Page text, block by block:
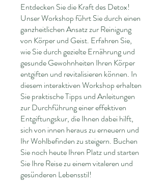
Entdecken Sie die Kraft des Detox!
Unser Workshop führt Sie durch einen
ganzheitlichen Ansatz zur Reinigung
von Körper und Geist. Erfahren Sie,
wie Sie durch gezielte Ernährung und
gesunde Gewohnheiten Ihren Körper
entgiften und revitalisieren können. In
diesem interaktiven Workshop erhalten
Sie praktische Tipps und Anleitungen
zur Durchführung einer effektiven
Entgiftungskur, die Ihnen dabei hilft,
sich von innen heraus zu erneuern und
Ihr Wohlbefinden zu steigern. Buchen
Sie noch heute Ihren Platz und starten
Sie Ihre Reise zu einem vitaleren und
gesünderen Lebensstil!